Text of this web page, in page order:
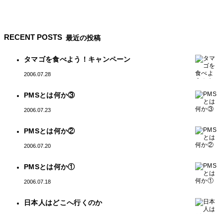
RECENT POSTS 最近の投稿
タマゴを食べよう！キャンペーン
2006.07.28
PMSとは何か③
2006.07.23
PMSとは何か②
2006.07.20
PMSとは何か①
2006.07.18
日本人はどこへ行くのか